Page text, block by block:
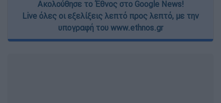
Ακολούθησε το Έθνος στο Google News!
Live όλες οι εξελίξεις λεπτό προς λεπτό, με την
υπογραφή του www.ethnos.gr